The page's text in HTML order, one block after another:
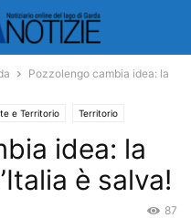
Pozzolengo cambia idea: la
e Territorio Territorio
idea: la
è salva!
87